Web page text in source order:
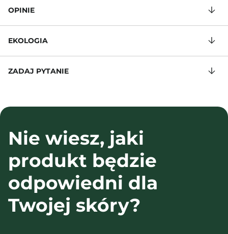
OPINIE
EKOLOGIA
ZADAJ PYTANIE
Nie wiesz, jaki
produkt będzie
odpowiedni dla
Twojej skóry?